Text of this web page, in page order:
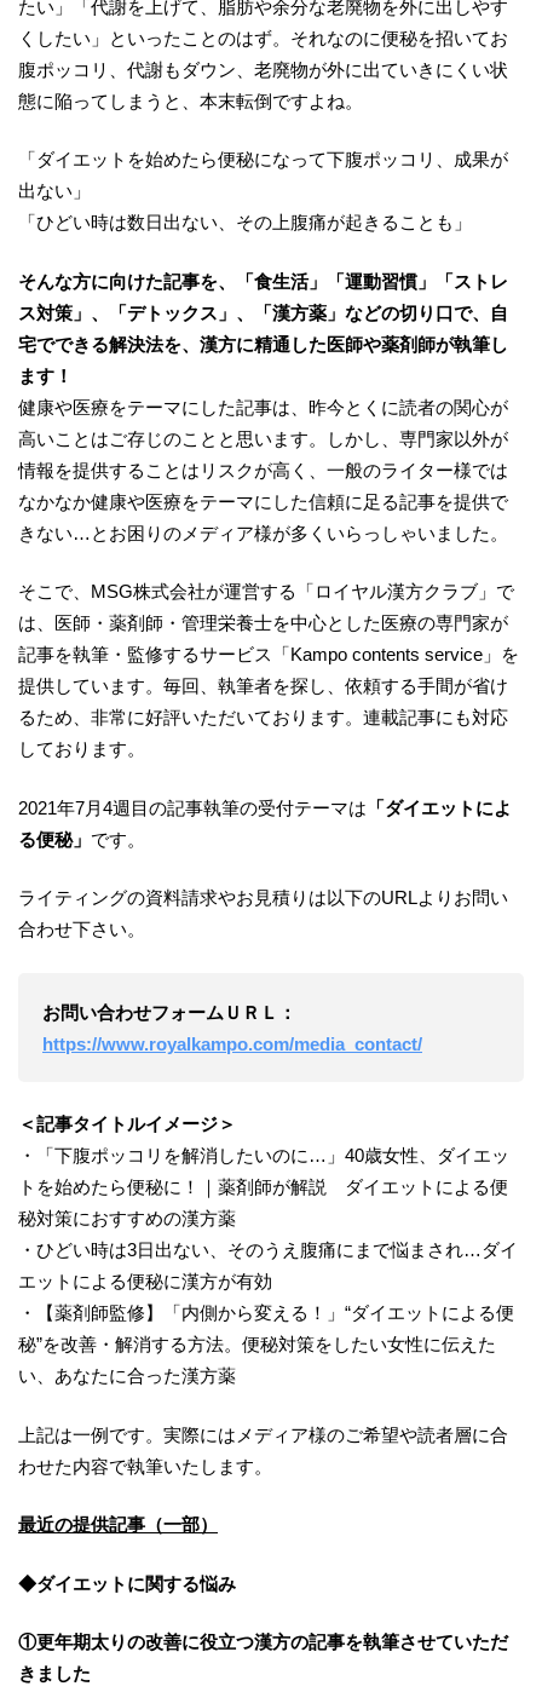
たい」「代謝を上げて、脂肪や余分な老廃物を外に出しやす
くしたい」といったことのはず。それなのに便秘を招いてお
腹ポッコリ、代謝もダウン、老廃物が外に出ていきにくい状
態に陥ってしまうと、本末転倒ですよね。
「ダイエットを始めたら便秘になって下腹ポッコリ、成果が
出ない」
「ひどい時は数日出ない、その上腹痛が起きることも」
そんな方に向けた記事を、「食生活」「運動習慣」「ストレ
ス対策」 、「デトックス」、「漢方薬」などの切り口で、自
宅でできる解決法を、漢方に精通した医師や薬剤師が執筆し
ます！
健康や医療をテーマにした記事は、昨今とくに読者の関心が
高いことはご存じのことと思います。しかし、専門家以外が
情報を提供することはリスクが高く、一般のライター様では
なかなか健康や医療をテーマにした信頼に足る記事を提供で
きない…とお困りのメディア様が多くいらっしゃいました。
そこで、MSG株式会社が運営する「ロイヤル漢方クラブ」で
は、医師・薬剤師・管理栄養士を中心とした医療の専門家が
記事を執筆・監修するサービス「Kampo contents service」を
提供しています。毎回、執筆者を探し、依頼する手間が省け
るため、非常に好評いただいております。連載記事にも対応
しております。
2021年7月4週目の記事執筆の受付テーマは 「ダイエットによ
る便秘」 です。
ライティングの資料請求やお見積りは以下のURLよりお問い
合わせ下さい。
お問い合わせフォームＵＲＬ：
https://www.royalkampo.com/media_contact/
＜記事タイトルイメージ＞
・「下腹ポッコリを解消したいのに…」40歳女性、ダイエッ
トを始めたら便秘に！｜薬剤師が解説 ダイエットによる便
秘対策におすすめの漢方薬
・ひどい時は3日出ない、そのうえ腹痛にまで悩まされ…ダイ
エットによる便秘に漢方が有効
・【薬剤師監修】「内側から変える！」“ダイエットによる便
秘”を改善・解消する方法。便秘対策をしたい女性に伝えた
い、あなたに合った漢方薬
上記は一例です。実際にはメディア様のご希望や読者層に合
わせた内容で執筆いたします。
最近の提供記事（一部）
◆ダイエットに関する悩み
①更年期太りの改善に役立つ漢方の記事を執筆させていただ
きました